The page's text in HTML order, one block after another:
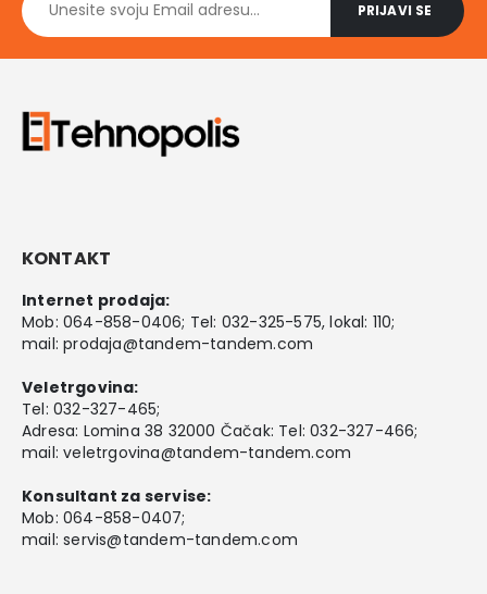
KONTAKT
Internet prodaja:
Mob: 064-858-0406; Tel: 032-325-575, lokal: 110;
mail:prodaja@tandem-tandem.com
Veletrgovina:
Tel: 032-327-465;
Adresa: Lomina 38 32000 Čačak: Tel: 032-327-466;
mail:veletrgovina@tandem-tandem.com
Konsultant za servise:
Mob: 064-858-0407;
mail:servis@tandem-tandem.com